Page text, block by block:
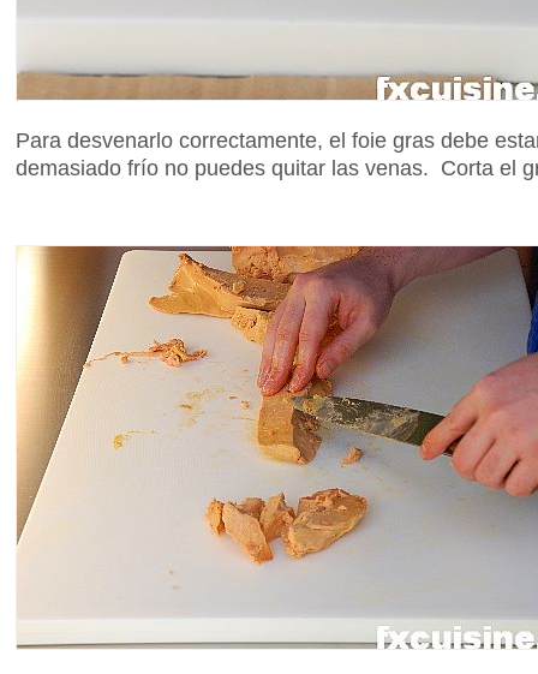
Para desvenarlo correctamente, el foie gras debe
demasiado frío no puedes quitar las venas. Corta el